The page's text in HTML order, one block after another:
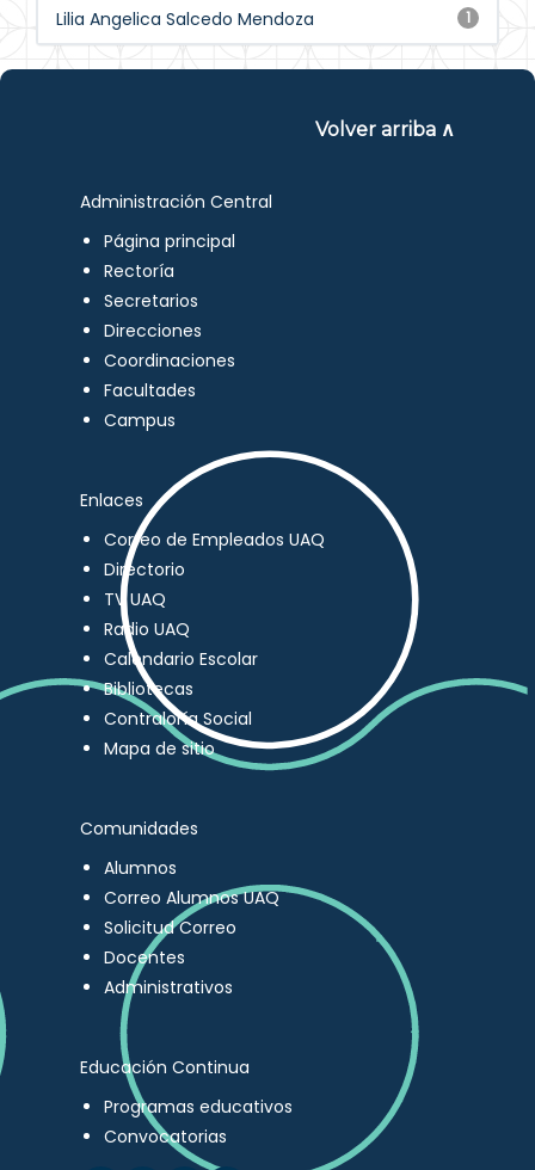
1
Lilia Angelica Salcedo Mendoza
Volver arriba ∧
Administración Central
Página principal
Rectoría
Secretarios
Direcciones
Coordinaciones
Facultades
Campus
Enlaces
Correo de Empleados UAQ
Directorio
TV UAQ
Radio UAQ
Calendario Escolar
Bibliotecas
Contraloría Social
Mapa de sitio
Comunidades
Alumnos
Correo Alumnos UAQ
Solicitud Correo
Docentes
Administrativos
Educación Continua
Programas educativos
Convocatorias